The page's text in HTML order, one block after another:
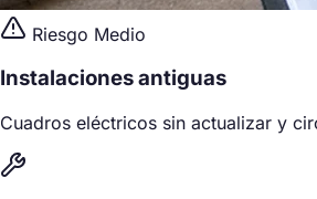
Riesgo Medio
Instalaciones antiguas
Cuadros eléctricos sin actualizar y